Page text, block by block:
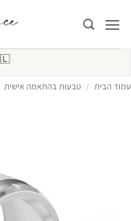
עמוד הבית / טבעות בהתאמה אישית